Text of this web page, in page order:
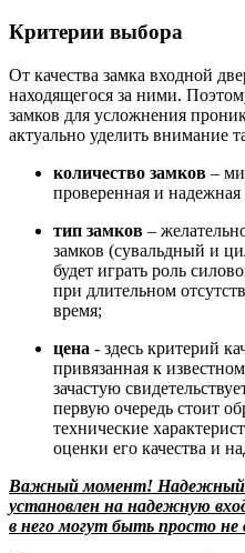
Критерии выбора
От качества замка входной
находящегося за ними.
замков для усложнения
актуально уделить внимание
количество замков –
проверенная и надежная
тип замков –
замков (сувальдный и
будет играть роль
при длительном
время;
цена - здесь критерий
привязанная к
зачастую
первую очередь стоит
технические
оценки его качества и
Важный момент! Надежный
установлен на надежную
в него могут быть просто не